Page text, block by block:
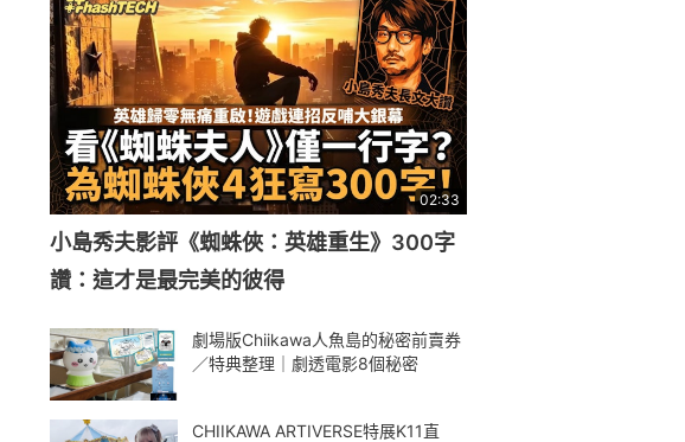
02:33
小島秀夫影評《蜘蛛俠：英雄重生》300字
讚：這才是最完美的彼得
劇場版Chiikawa人魚島的秘密前賣券
／特典整理｜劇透電影8個秘密
CHIIKAWA ARTIVERSE特展K11直